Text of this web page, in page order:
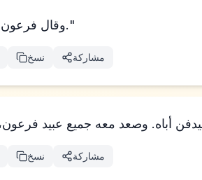
وقال فرعون: "اصعد وادفن أباك كما جعلك تحلف."
نسخ مشاركة
نسخ مشاركة